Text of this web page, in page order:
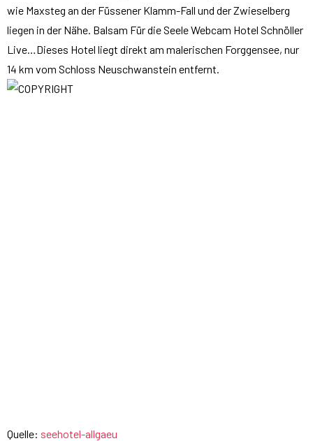
wie Maxsteg an der Füssener Klamm-Fall und der Zwieselberg
liegen in der Nähe. Balsam Für die Seele Webcam Hotel Schnöller
Live…Dieses Hotel liegt direkt am malerischen Forggensee, nur
14 km vom Schloss Neuschwanstein entfernt.
Quelle: seehotel-allgaeu